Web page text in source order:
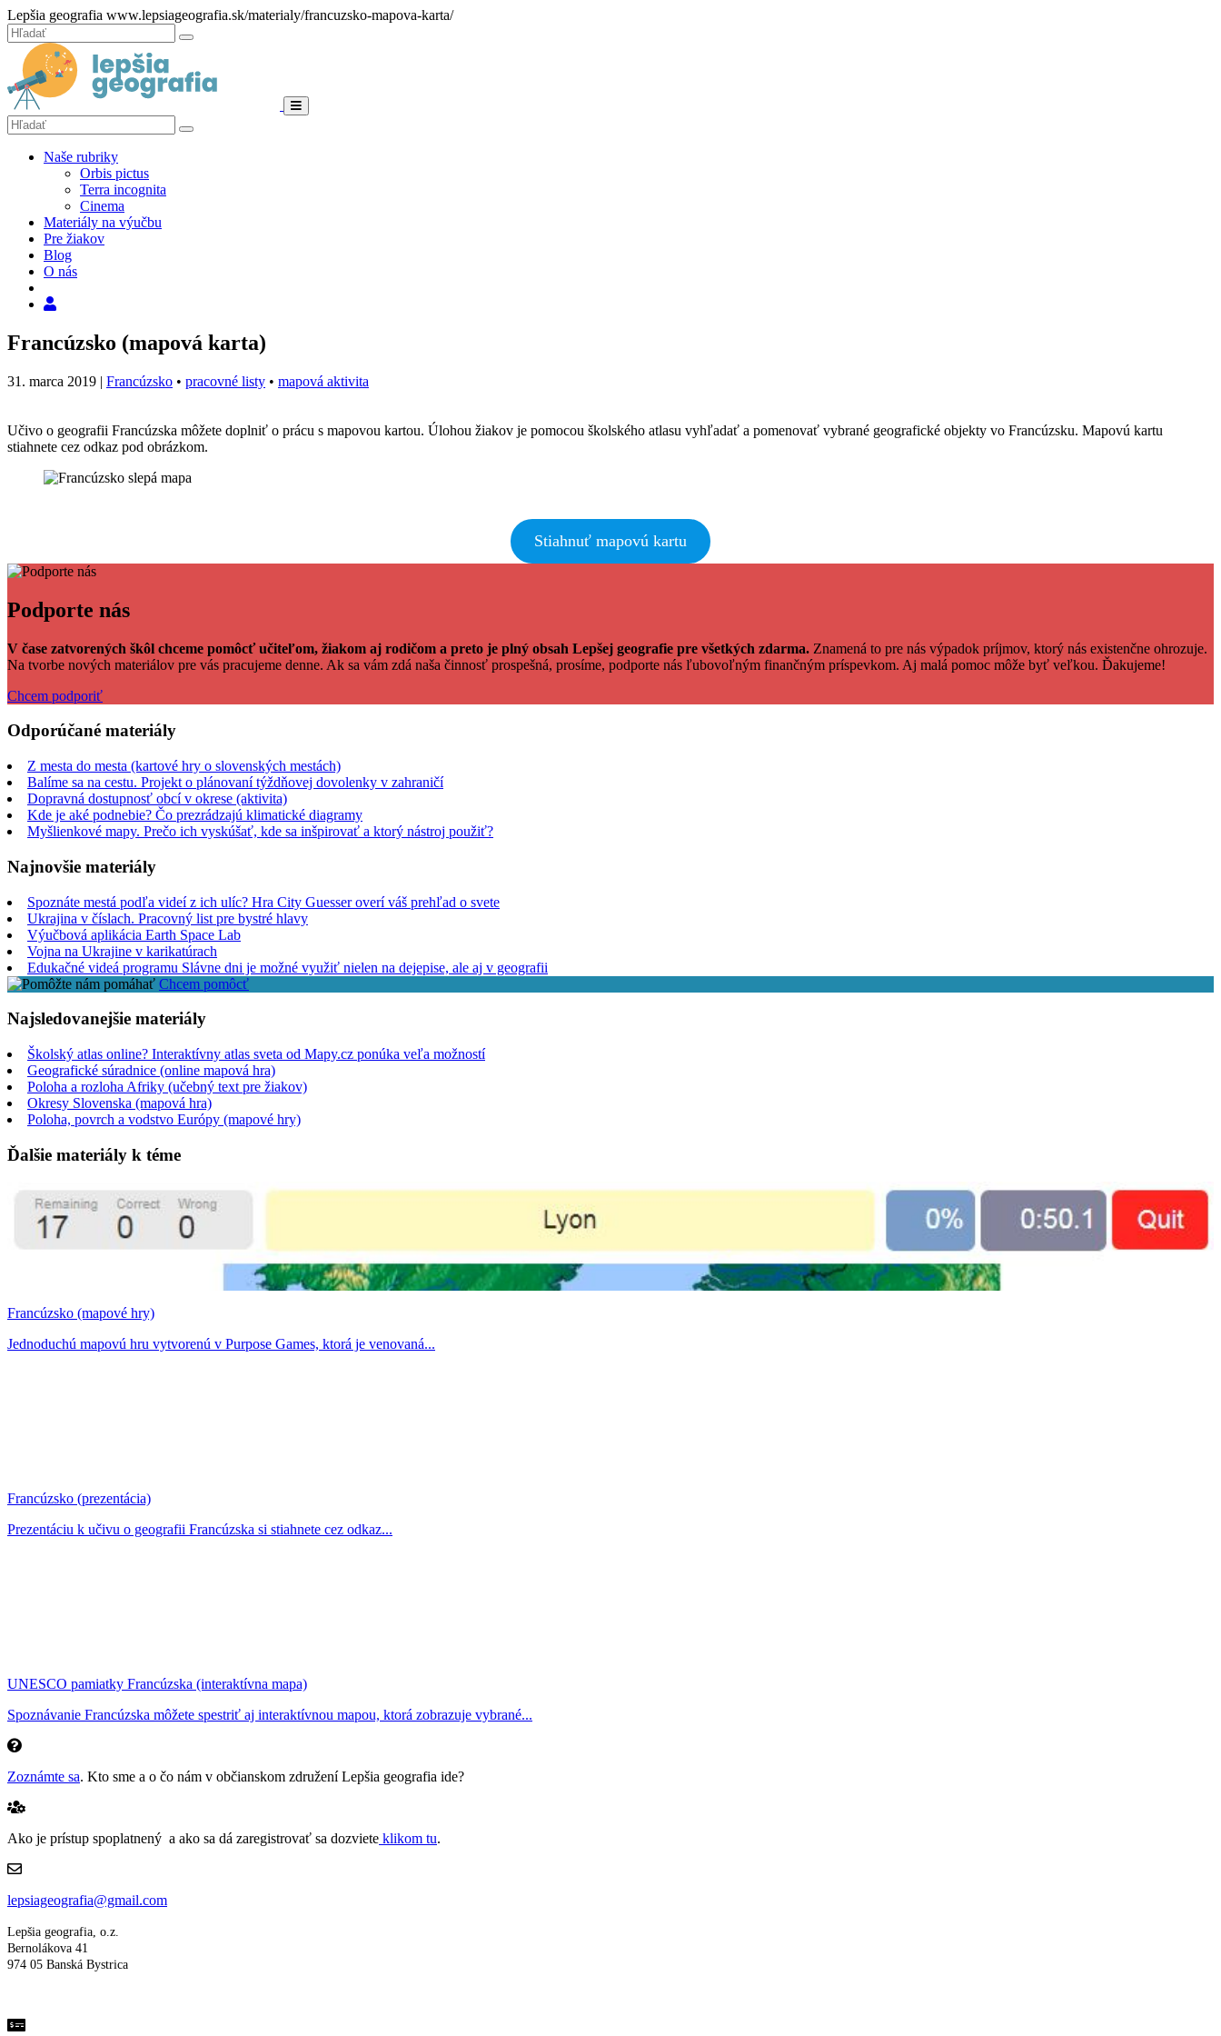
Hore
Lepšia geografia www.lepsiageografia.sk/materialy/francuzsko-mapova-karta/
Zatvoriť
Hľadať:
Hľadať
Menu
Hľadať:
Hľadať
Naše rubriky
Orbis pictus
Terra incognita
Cinema
Materiály na výučbu
Pre žiakov
Blog
O nás
Francúzsko (mapová karta)
31. marca 2019 | Francúzsko • pracovné listy • mapová aktivita
Učivo o geografii Francúzska môžete doplniť o prácu s mapovou kartou. Úlohou žiakov je pomocou školského atlasu vyhľadať a pomenovať vybrané geografické objekty vo Francúzsku. Mapovú kartu
stiahnete cez odkaz pod obrázkom.
Stiahnuť mapovú kartu
Facebook
Tweet
Linkedin
Podporte nás
V čase zatvorených škôl chceme pomôcť učiteľom, žiakom aj rodičom a preto je plný obsah Lepšej geografie pre všetkých zdarma. Znamená to pre nás výpadok príjmov, ktorý nás existenčne ohrozuje.
Na tvorbe nových materiálov pre vás pracujeme denne. Ak sa vám zdá naša činnosť prospešná, prosíme, podporte nás ľubovoľným finančným príspevkom. Aj malá pomoc môže byť veľkou. Ďakujeme!
Chcem podporiť
Odporúčané materiály
Z mesta do mesta (kartové hry o slovenských mestách)
Balíme sa na cestu. Projekt o plánovaní týždňovej dovolenky v zahraničí
Dopravná dostupnosť obcí v okrese (aktivita)
Kde je aké podnebie? Čo prezrádzajú klimatické diagramy
Myšlienkové mapy. Prečo ich vyskúšať, kde sa inšpirovať a ktorý nástroj použiť?
Najnovšie materiály
Spoznáte mestá podľa videí z ich ulíc? Hra City Guesser overí váš prehľad o svete
Ukrajina v číslach. Pracovný list pre bystré hlavy
Výučbová aplikácia Earth Space Lab
Vojna na Ukrajine v karikatúrach
Edukačné videá programu Slávne dni je možné využiť nielen na dejepise, ale aj v geografii
Chcem pomôcť
Najsledovanejšie materiály
Školský atlas online? Interaktívny atlas sveta od Mapy.cz ponúka veľa možností
Geografické súradnice (online mapová hra)
Poloha a rozloha Afriky (učebný text pre žiakov)
Okresy Slovenska (mapová hra)
Poloha, povrch a vodstvo Európy (mapové hry)
Ďalšie materiály k téme
Francúzsko (mapové hry)
Jednoduchú mapovú hru vytvorenú v Purpose Games, ktorá je venovaná...
Francúzsko (prezentácia)
Prezentáciu k učivu o geografii Francúzska si stiahnete cez odkaz...
UNESCO pamiatky Francúzska (interaktívna mapa)
Spoznávanie Francúzska môžete spestriť aj interaktívnou mapou, ktorá zobrazuje vybrané...
Zoznámte sa. Kto sme a o čo nám v občianskom združení Lepšia geografia ide?
Ako je prístup spoplatnený a ako sa dá zaregistrovať sa dozviete klikom tu.
lepsiageografia@gmail.com
Lepšia geografia, o.z.
Bernolákova 41
974 05 Banská Bystrica